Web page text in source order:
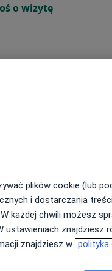
o wizytę
o wizytę
plików cookie (lub
i dostarczania
każdej chwili możesz
znajdziesz
znajdziesz w polityka